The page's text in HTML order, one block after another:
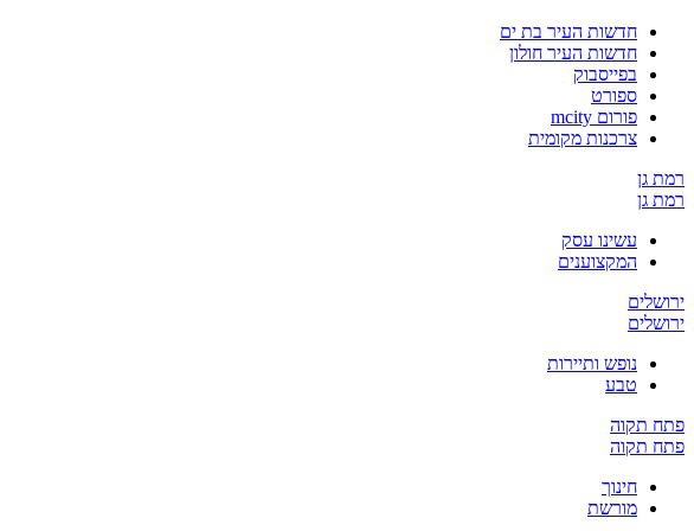
חדשות העיר בת ים
חדשות העיר חולון
בפייסבוק
ספורט
פורום mcity
צרכנות מקומית
רמת גן
רמת גן
עשינו עסק
המקצוענים
ירושלים
ירושלים
נופש ותיירות
טבע
פתח תקוה
פתח תקוה
חינוך
מורשת